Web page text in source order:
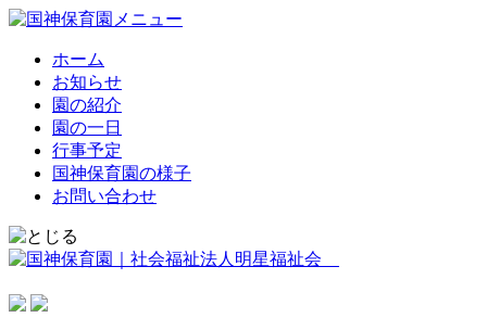
ホーム
お知らせ
園の紹介
園の一日
行事予定
国神保育園の様子
お問い合わせ